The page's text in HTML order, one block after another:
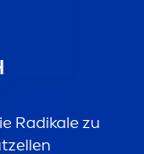
Radikale zu